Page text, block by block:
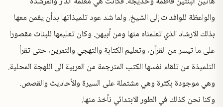
والواعظة للوافدات إلى الشيخ. ولما شد عود تلميذاتها بدأن يقمن معها
بذلك الارشاد الذي تعلمناه منها ومن أبيهن. وكان تعليمها للبنات مقصورا
على ما تيسر من القرآن، وتعليم الكتابة والتهجي والتمرين، حتى تقرأ
التلميذة من تلقاء نفسها الكتب المترجمة من العربية الى اللهجة المحلية.
وهي موجودة بكثرة وهي مشتملة على السيرة والأحاديث والقصص.
وكنا نحن كذلك في الطور الابتدائي نأخذ منها.